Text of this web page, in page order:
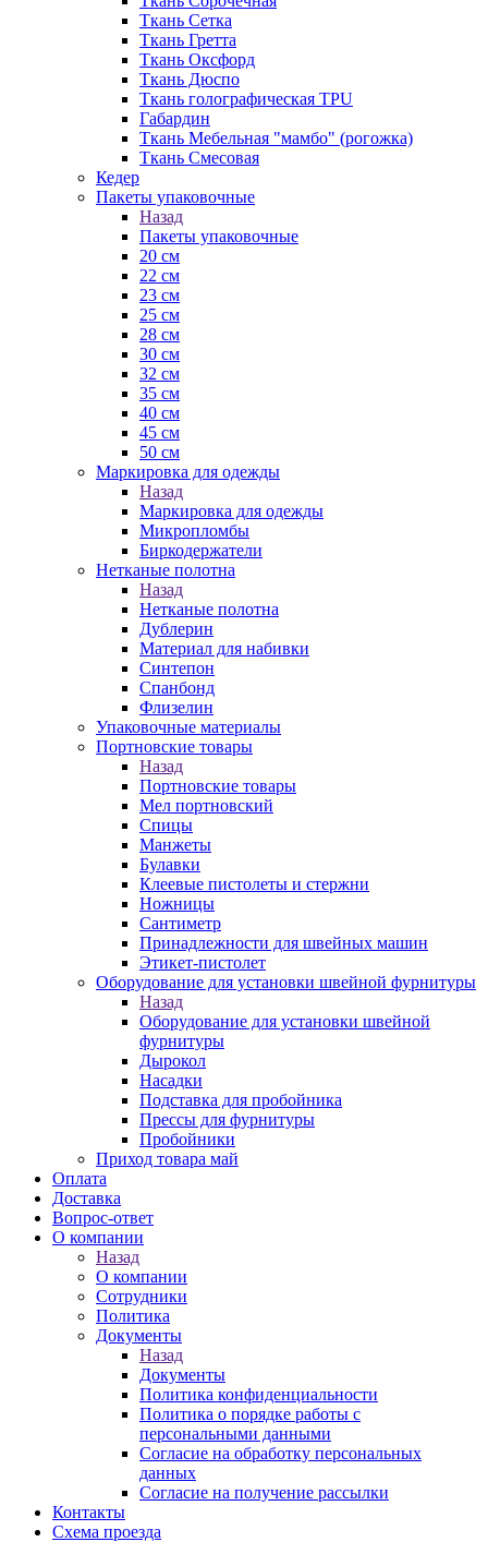
Ткань Сетка
Ткань Гретта
Ткань Оксфорд
Ткань Дюспо
Ткань голографическая TPU
Габардин
Ткань Мебельная "мамбо" (рогожка)
Ткань Смесовая
Кедер
Пакеты упаковочные
Назад
Пакеты упаковочные
20 см
22 см
23 см
25 см
28 см
30 см
32 см
35 см
40 см
45 см
50 см
Маркировка для одежды
Назад
Маркировка для одежды
Микропломбы
Биркодержатели
Нетканые полотна
Назад
Нетканые полотна
Дублерин
Материал для набивки
Синтепон
Спанбонд
Флизелин
Упаковочные материалы
Портновские товары
Назад
Портновские товары
Мел портновский
Спицы
Манжеты
Булавки
Клеевые пистолеты и стержни
Ножницы
Сантиметр
Принадлежности для швейных машин
Этикет-пистолет
Оборудование для установки швейной фурнитуры
Назад
Оборудование для установки швейной
фурнитуры
Дырокол
Насадки
Подставка для пробойника
Прессы для фурнитуры
Пробойники
Приход товара май
Оплата
Доставка
Вопрос-ответ
О компании
Назад
О компании
Сотрудники
Политика
Документы
Назад
Документы
Политика конфиденциальности
Политика о порядке работы с
персональными данными
Согласие на обработку персональных
данных
Согласие на получение рассылки
Контакты
Схема проезда